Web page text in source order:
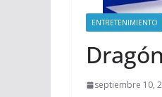
ENTRETENIMIENTO
septiembre 10,